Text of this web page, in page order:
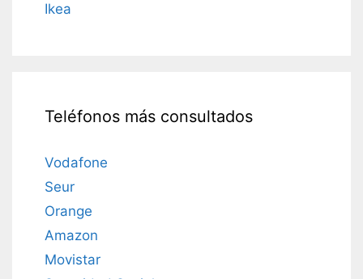
Ikea
Teléfonos más consultados
Vodafone
Seur
Orange
Amazon
Movistar